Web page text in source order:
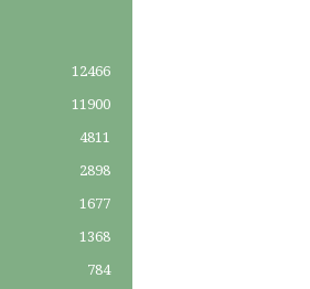
12466
11900
4811
2898
1677
1368
784